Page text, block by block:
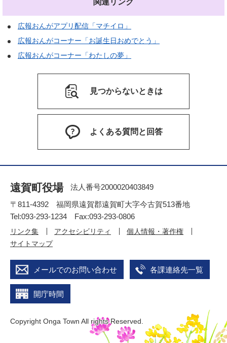
関連リンク
広報おんがアプリ配信「マチイロ」
広報おんがコーナー「お誕生日おめでとう」
広報おんがコーナー「わたしの夢」
見つからないときは
よくある質問と回答
遠賀町役場
法人番号2000020403849
〒811-4392 福岡県遠賀郡遠賀町大字今古賀513番地
Tel:093-293-1234 Fax:093-293-0806
リンク集 アクセシビリティ
個人情報・著作権
サイトマップ
メールでのお問い合わせ 各課連絡先一覧
開庁時間
Copyright Onga Town All rights Reserved.